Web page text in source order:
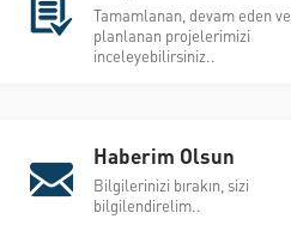
Tamamlanan, devam eden ve
planlanan projelerimizi
inceleyebilirsiniz..
Haberim Olsun
Bilgilerinizi bırakın, sizi
bilgilendirelim..